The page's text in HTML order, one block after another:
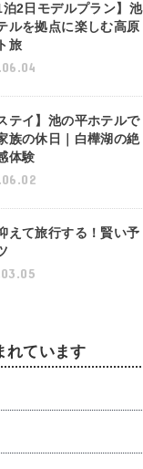
泊2日モデルプラン】池
ルを拠点に楽しむ高原
旅
テイ】池の平ホテルで
族の休日｜白樺湖の絶
体験
えて旅行する！賢い予
れています